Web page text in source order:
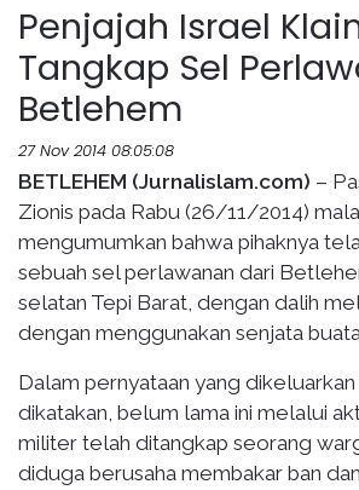
Penjajah Israel
Tangkap Sel
Betlehem
27 Nov 2014 08:05:08
BETLEHEM (Jurnalislam.com) –
Zionis pada Rabu (26/11/2014)
mengumumkan bahwa pihaknya
sebuah sel perlawanan dari
selatan Tepi Barat, dengan dalih
dengan menggunakan senjata
Dalam pernyataan yang
dikatakan, belum lama ini melalui
militer telah ditangkap seorang
diduga berusaha membakar ban